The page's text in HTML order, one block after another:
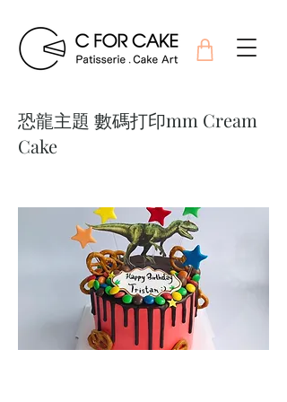
恐龍主題 數碼打印mm Cream
Cake